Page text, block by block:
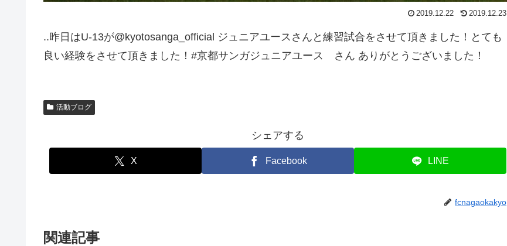
2019.12.22 2019.12.23
..昨日はU-13が@kyotosanga_official ジュニアユースさんと練習試合をさせて頂きました！とても
良い経験をさせて頂きました！#京都サンガジュニアユース さん ありがとうございました！
活動ブログ
シェアする
X Facebook LINE
fcnagaokakyo
関連記事